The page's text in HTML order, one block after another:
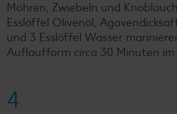
Möhren, Zwiebeln und
Esslöffel Olivenöl,
und 3 Esslöffel Wasser
Auflaufform circa 30 Minuten im
4